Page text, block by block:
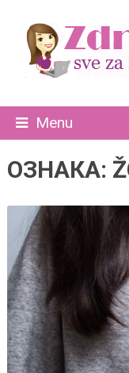
Menu
ОЗНАКА: